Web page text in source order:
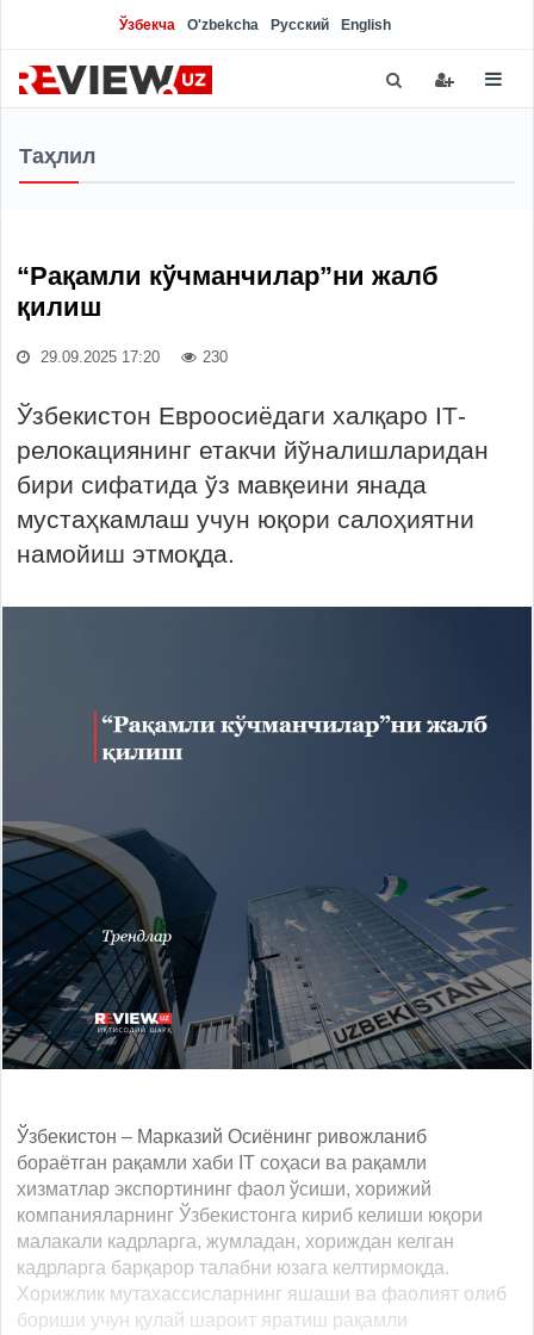
Ўзбекча O'zbekcha Русский English
Таҳлил
“Рақамли кўчманчилар”ни жалб
қилиш
29.09.2025 17:20 230
Ўзбекистон Евроосиёдаги халқаро IТ-
релокациянинг етакчи йўналишларидан
бири сифатида ўз мавқеини янада
мустаҳкамлаш учун юқори салоҳиятни
намойиш этмоқда.
Ўзбекистон – Марказий Осиёнинг ривожланиб
бораётган рақамли хаби IT соҳаси ва рақамли
хизматлар экспортининг фаол ўсиши, хорижий
компанияларнинг Ўзбекистонга кириб келиши юқори
малакали кадрларга, жумладан, хориждан келган
кадрларга барқарор талабни юзага келтирмоқда.
Хорижлик мутахассисларнинг яшаши ва фаолият олиб
бориши учун қулай шароит яратиш рақамли